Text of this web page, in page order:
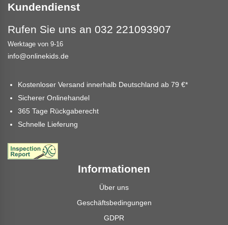
Kundendienst
Rufen Sie uns an 032 221093907
Werktage von 9-16
info@onlinekids.de
Kostenloser Versand innerhalb Deutschland ab 79 €*
Sicherer Onlinehandel
365 Tage Rückgaberecht
Schnelle Lieferung
Informationen
Über uns
Geschäftsbedingungen
GDPR